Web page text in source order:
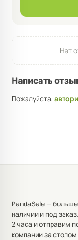
Нет
Написать
Пожалуйста,
PandaSale —
наличии и под
2 часа и отправим
компании за столом